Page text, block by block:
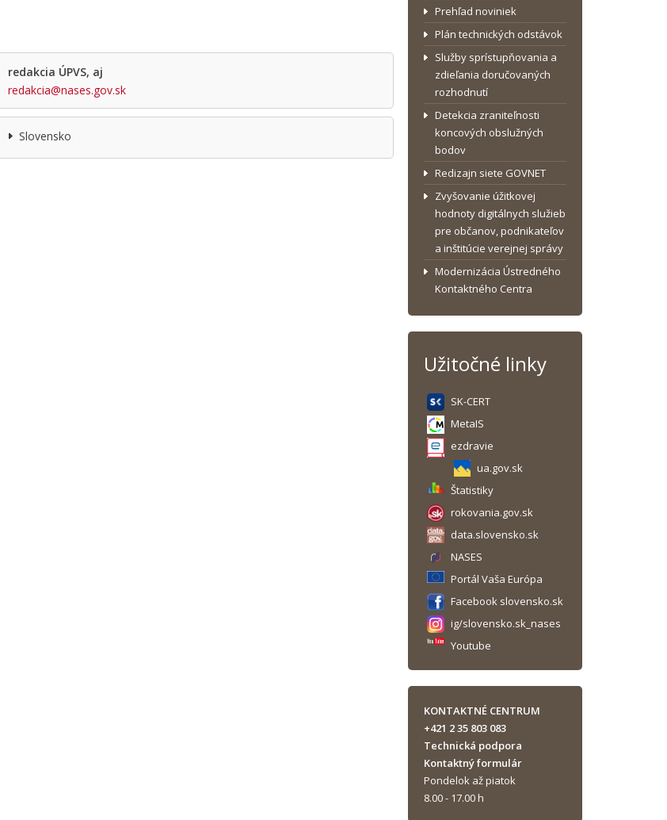
redakcia ÚPVS, aj
redakcia@nases.gov.sk
Slovensko
Prehľad noviniek
Plán technických odstávok
Služby sprístupňovania a
zdieľania doručovaných
rozhodnutí
Detekcia zraniteľnosti
koncových obslužných
bodov
Redizajn siete GOVNET
Zvyšovanie úžitkovej
hodnoty digitálnych služieb
pre občanov, podnikateľov
a inštitúcie verejnej správy
Modernizácia Ústredného
Kontaktného Centra
Užitočné linky
SK-CERT
MetaIS
ezdravie
ua.gov.sk
Štatistiky
rokovania.gov.sk
data.slovensko.sk
NASES
Portál Vaša Európa
Facebook slovensko.sk
ig/slovensko.sk_nases
Youtube
KONTAKTNÉ CENTRUM
+421 2 35 803 083
Technická podpora
Kontaktný formulár
Pondelok až piatok
8.00 - 17.00 h